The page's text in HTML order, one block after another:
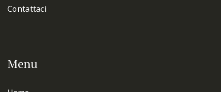
Contattaci
Menu